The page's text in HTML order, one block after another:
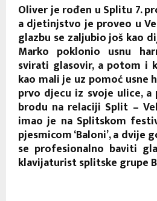
Oliver je rođen u Splitu 7.
a djetinjstvo je proveo u
glazbu se zaljubio još kao
Marko poklonio usnu
svirati glasovir, a potom i
kao mali je uz pomoć usne
prvo djecu iz svoje ulice,
brodu na relaciji Split –
imao je na Splitskom
pjesmicom ‘Baloni’, a dvije
se profesionalno baviti
klavijaturist splitske grupe